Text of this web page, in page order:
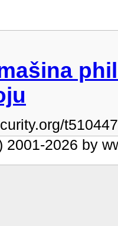
2001-2026 by